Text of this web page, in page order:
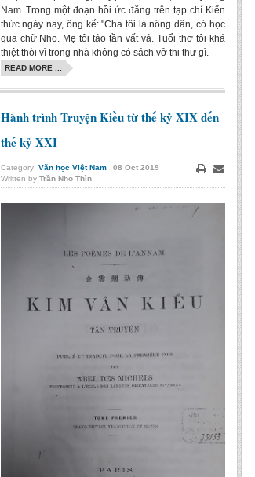
Nam. Trong một đoạn hồi ức đăng trên tạp chí Kiến
thức ngày nay, ông kể: "Cha tôi là nông dân, có học
qua chữ Nho. Mẹ tôi tảo tần vất vả. Tuổi thơ tôi khá
thiệt thòi vì trong nhà không có sách vở thi thư gì.
READ MORE ...
Hành trình Truyện Kiều từ thế kỷ XIX đến
thế kỷ XXI
Category: Văn học Việt Nam 08 Oct 2019
Written by Trần Nho Thìn Email